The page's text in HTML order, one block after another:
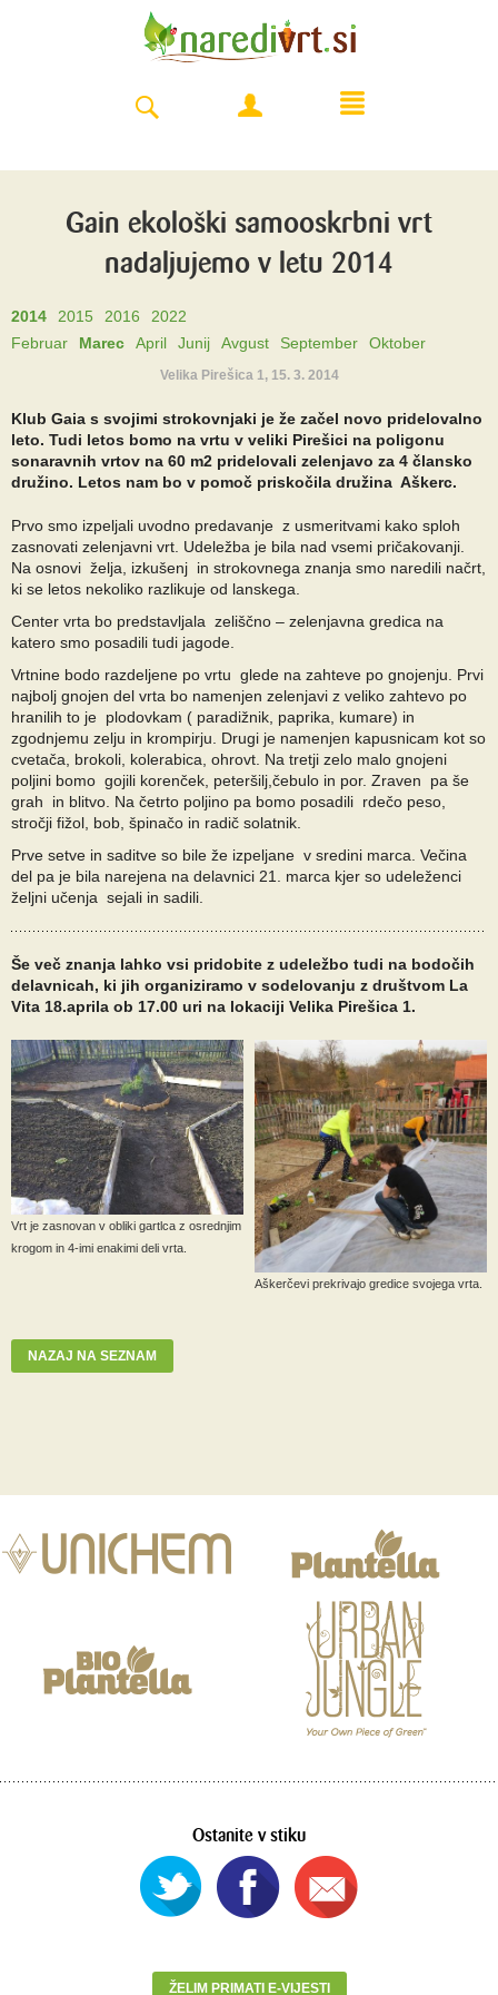
Gain ekološki samooskrbni vrt
nadaljujemo v letu 2014
2014 2015 2016
2022
Februar
Marec April Junij Avgust September Oktober
Velika Pirešica 1, 15. 3. 2014
Klub Gaia s svojimi strokovnjaki je že začel novo pridelovalno
leto. Tudi letos bomo na vrtu v veliki Pirešici na poligonu
sonaravnih vrtov na 60 m2 pridelovali zelenjavo za 4 člansko
družino. Letos nam bo v pomoč priskočila družina Aškerc.
Prvo smo izpeljali uvodno predavanje z usmeritvami kako sploh
zasnovati zelenjavni vrt. Udeležba je bila nad vsemi pričakovanji.
Na osnovi želja, izkušenj in strokovnega znanja smo naredili načrt,
ki se letos nekoliko razlikuje od lanskega.
Center vrta bo predstavljala zeliščno – zelenjavna gredica na
katero smo posadili tudi jagode.
Vrtnine bodo razdeljene po vrtu glede na zahteve po gnojenju. Prvi
najbolj gnojen del vrta bo namenjen zelenjavi z veliko zahtevo po
hranilih to je plodovkam ( paradižnik, paprika, kumare) in
zgodnjemu zelju in krompirju. Drugi je namenjen kapusnicam kot so
cvetača, brokoli, kolerabica, ohrovt. Na tretji zelo malo gnojeni
poljini bomo gojili korenček, peteršilj,čebulo in por. Zraven pa še
grah in blitvo. Na četrto poljino pa bomo posadili rdečo peso,
stročji fižol, bob, špinačo in radič solatnik.
Prve setve in saditve so bile že izpeljane v sredini marca. Večina
del pa je bila narejena na delavnici 21. marca kjer so udeleženci
željni učenja sejali in sadili.
Še več znanja lahko vsi pridobite z udeležbo tudi na bodočih
delavnicah, ki jih organiziramo v sodelovanju z društvom La
Vita 18.aprila ob 17.00 uri na lokaciji Velika Pirešica 1.
Vrt je zasnovan v obliki gartlca z osrednjim
krogom in 4-imi enakimi deli vrta.
Aškerčevi prekrivajo gredice svojega vrta.
NAZAJ NA SEZNAM
Ostanite v stiku
ŽELIM PRIMATI E-VIJESTI